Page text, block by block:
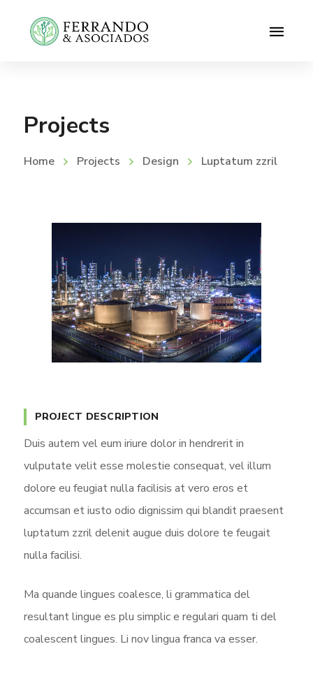
Projects
Home Projects Design Luptatum zzril
PROJECT DESCRIPTION
Duis autem vel eum iriure dolor in hendrerit in
vulputate velit esse molestie consequat, vel illum
dolore eu feugiat nulla facilisis at vero eros et
accumsan et iusto odio dignissim qui blandit praesent
luptatum zzril delenit augue duis dolore te feugait
nulla facilisi.
Ma quande lingues coalesce, li grammatica del
resultant lingue es plu simplic e regulari quam ti del
coalescent lingues. Li nov lingua franca va esser.